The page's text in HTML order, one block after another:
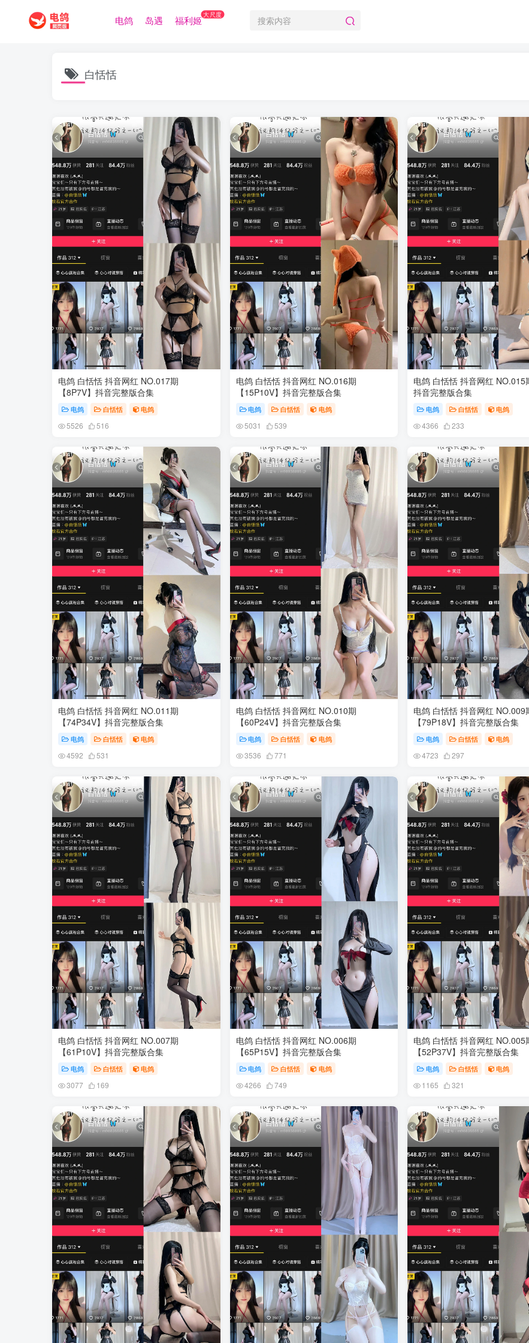
电鸽 岛遇 福利姬大尺度
白恬恬
电鸽 白恬恬 抖音网红 NO.017期
【8P7V】抖音完整版合集
电鸽 白恬恬 电鸽
5526 516
电鸽 白恬恬 抖音网红 NO.016期
【15P10V】抖音完整版合集
电鸽 白恬恬 电鸽
5031 539
电鸽 白恬恬 抖音网红 NO.015
抖音完整版合集
电鸽 白恬恬 电鸽
4366 233
电鸽 白恬恬 抖音网红 NO.011期
【74P34V】抖音完整版合集
电鸽 白恬恬 电鸽
4592 531
电鸽 白恬恬 抖音网红 NO.010期
【60P24V】抖音完整版合集
电鸽 白恬恬 电鸽
3536 771
电鸽 白恬恬 抖音网红 NO.009
【79P18V】抖音完整版合集
电鸽 白恬恬 电鸽
4723 297
电鸽 白恬恬 抖音网红 NO.007期
【61P10V】抖音完整版合集
电鸽 白恬恬 电鸽
3077 169
电鸽 白恬恬 抖音网红 NO.006期
【65P15V】抖音完整版合集
电鸽 白恬恬 电鸽
4266 749
电鸽 白恬恬 抖音网红 NO.005
【52P37V】抖音完整版合集
电鸽 白恬恬 电鸽
1165 321